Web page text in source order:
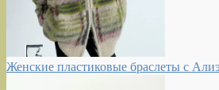
Женские пластиковые браслеты с